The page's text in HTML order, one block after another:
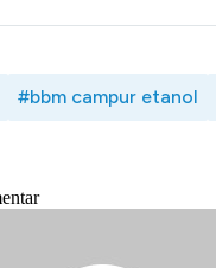
#bbm campur etanol